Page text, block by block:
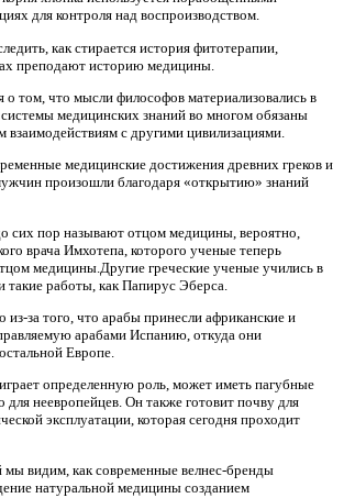
для контроля над воспроизводством.
как стирается история фитотерапии,
преподают историю медицины.
о том, что мысли философов материализовались в
медицинских знаний во многом обязаны
взаимодействиям с другими цивилизациями.
медицинские достижения древних греков и
произошли благодаря «открытию» знаний
сих пор называют отцом медицины, вероятно,
врача Имхотепа, которого ученые теперь
медицины.Другие греческие ученые учились в
такие работы, как Папирус Эберса.
из-за того, что арабы принесли африканские и
арабами Испанию, откуда они
Европе.
определенную роль, может иметь пагубные
для неевропейцев. Он также готовит почву для
эксплуатации, которая сегодня проходит
мы видим, как современные велнес-бренды
натуральной медицины созданием